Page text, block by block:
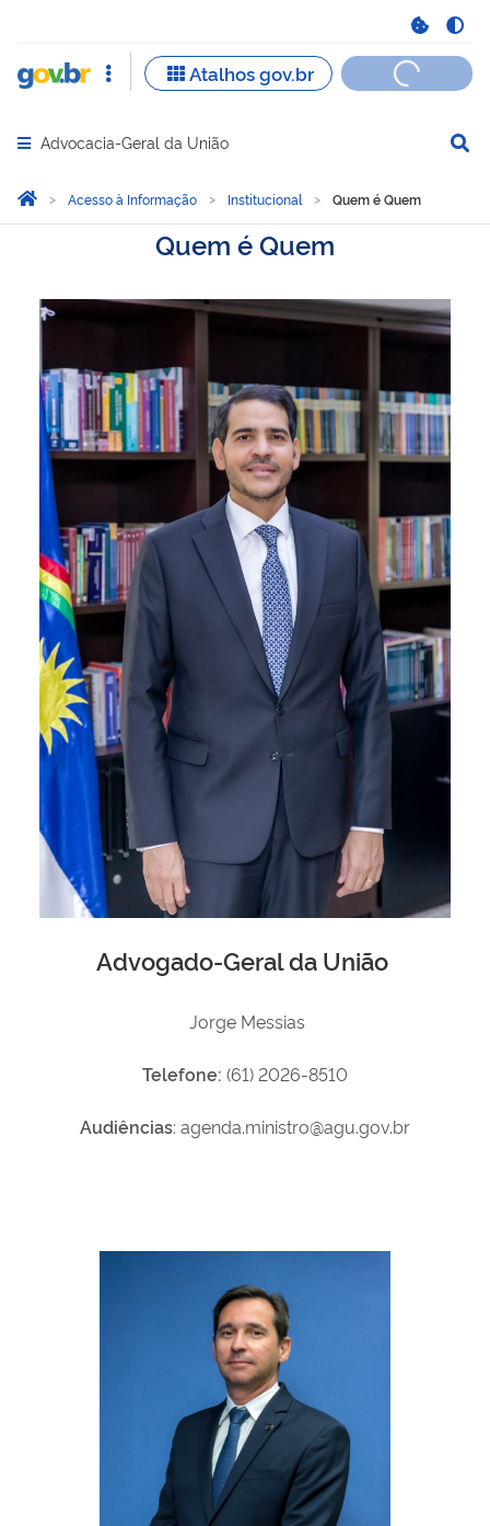
Abrir menu principal de navegação
Advocacia-Geral da União
Você está aqui:
Página Inicial
Acesso à Informação Institucional Quem é Quem
Quem é Quem
Advogado-Geral da União
Jorge Messias
Telefone: (61) 2026-8510
Audiências: agenda.ministro@agu.gov.br